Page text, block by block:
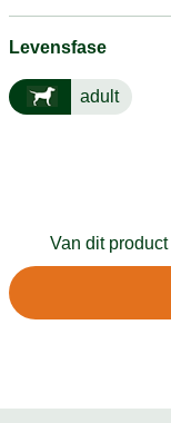
Levensfase
adult
Van dit